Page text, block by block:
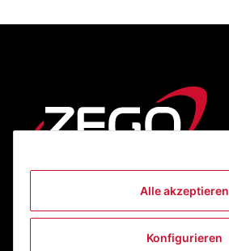
Alle akzeptieren
Konfigurieren
Informationen